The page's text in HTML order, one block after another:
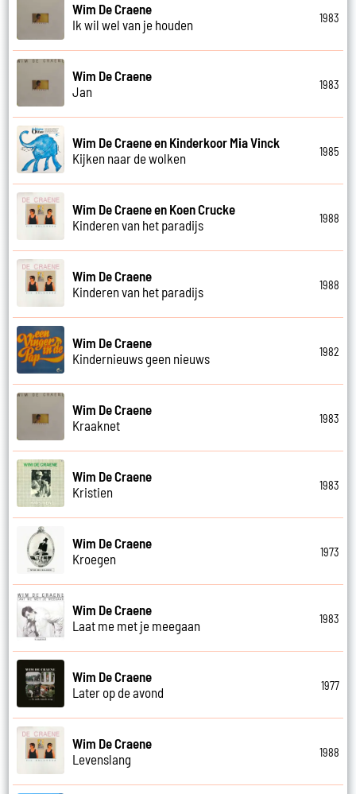
Wim De Craene
Ik wil wel van je houden
1983
Wim De Craene
Jan
1983
Wim De Craene en Kinderkoor Mia Vinck
Kijken naar de wolken
1985
Wim De Craene en Koen Crucke
Kinderen van het paradijs
1988
Wim De Craene
Kinderen van het paradijs
1988
Wim De Craene
Kindernieuws geen nieuws
1982
Wim De Craene
Kraaknet
1983
Wim De Craene
Kristien
1983
Wim De Craene
Kroegen
1973
Wim De Craene
Laat me met je meegaan
1983
Wim De Craene
Later op de avond
1977
Wim De Craene
Levenslang
1988